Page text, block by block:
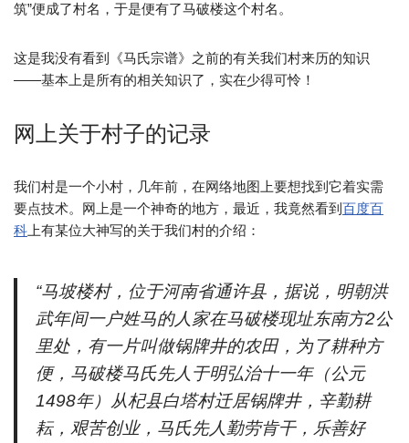
筑”便成了村名，于是便有了马破楼这个村名。
这是我没有看到《马氏宗谱》之前的有关我们村来历的知识
——基本上是所有的相关知识了，实在少得可怜！
网上关于村子的记录
我们村是一个小村，几年前，在网络地图上要想找到它着实需
要点技术。网上是一个神奇的地方，最近，我竟然看到 百度百
科 上有某位大神写的关于我们村的介绍：
“马坡楼村，位于河南省通许县，据说，明朝洪
武年间一户姓马的人家在马破楼现址东南方2公
里处，有一片叫做锅牌井的农田，为了耕种方
便，马破楼马氏先人于明弘治十一年（公元
1498年）从杞县白塔村迁居锅牌井，辛勤耕
耘，艰苦创业，马氏先人勤劳肯干，乐善好